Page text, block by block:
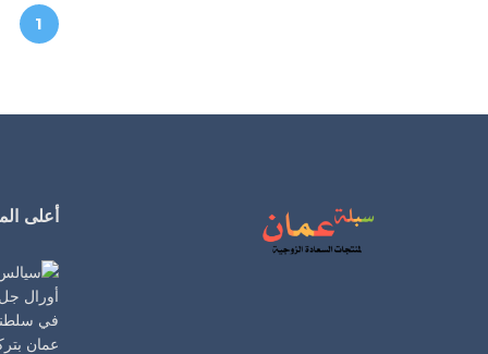
1
أعلى